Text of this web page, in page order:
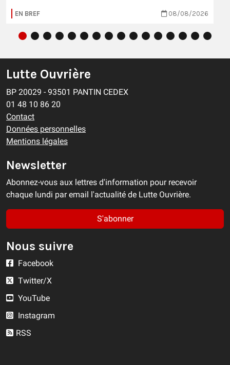
EN BREF 08/08/2026
Lutte Ouvrière
BP 20029 - 93501 PANTIN CEDEX
01 48 10 86 20
Contact
Données personnelles
Mentions légales
Newsletter
Abonnez-vous aux lettres d'information pour recevoir
chaque lundi par email l'actualité de Lutte Ouvrière.
S'abonner
Nous suivre
Facebook
Twitter/X
YouTube
Instagram
RSS